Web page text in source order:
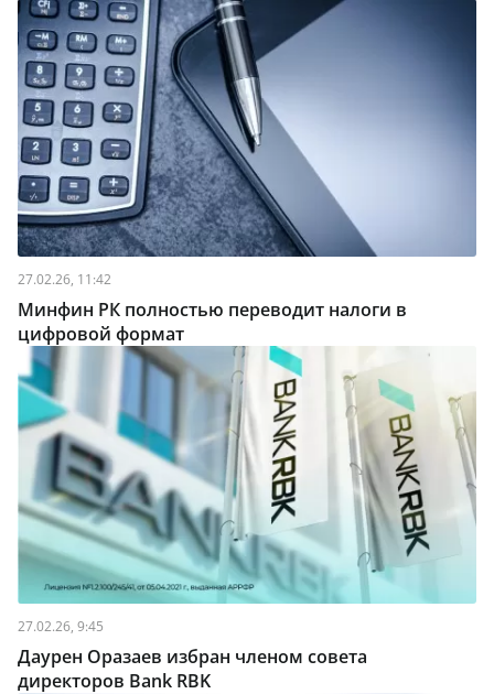
27.02.26, 11:42
Минфин РК полностью переводит налоги в
цифровой формат
27.02.26, 9:45
Даурен Оразаев избран членом совета
директоров Bank RBK